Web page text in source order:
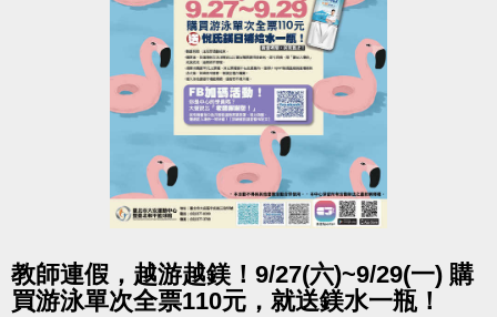
APPLE 傳送門點我(另開新視窗)
google play 傳送門點我(另開新視窗)
教師連假，越游越鎂！9/27(六)~9/29(一) 購
買游泳單次全票110元，就送鎂水一瓶！